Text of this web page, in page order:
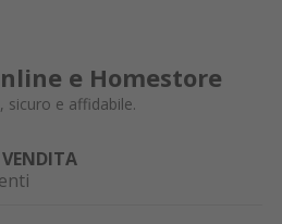
e Homestore
sicuro e affidabile.